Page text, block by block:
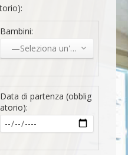
Bambini:
—Seleziona un'opzione—
Data di partenza (obblig
atorio):